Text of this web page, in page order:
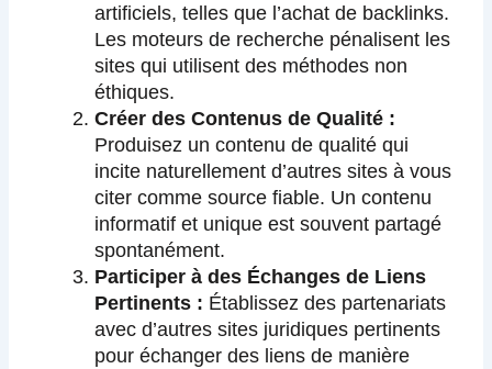
artificiels, telles que l’achat de backlinks.
Les moteurs de recherche pénalisent les
sites qui utilisent des méthodes non
éthiques.
Créer des Contenus de Qualité :
Produisez un contenu de qualité qui
incite naturellement d’autres sites à vous
citer comme source fiable. Un contenu
informatif et unique est souvent partagé
spontanément.
Participer à des Échanges de Liens
Pertinents : Établissez des partenariats
avec d’autres sites juridiques pertinents
pour échanger des liens de manière